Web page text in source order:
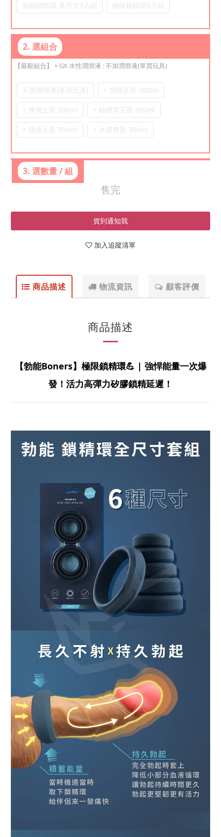
勃能鎖精環 多尺寸3入組 極限鎖精環6入組
2. 選組合
【最殺組合】 + GX 水性潤滑液 : 不加潤滑液(單買玩具)
不加潤滑液(單買玩具) + 潤感水星 300ml
+ 厚感土星 300ml + 絲感冥王星 300ml
+ 熱感火星 300ml + 冰感彗星 300ml
3. 選數量 / 組
售完
貨到通知我
加入追蹤清單
商品描述 物流資訊 顧客評價
商品描述
【勃能Boners】極限鎖精環💪 | 強悍能量一次爆
發！活力高彈力矽膠鎖精延遲！